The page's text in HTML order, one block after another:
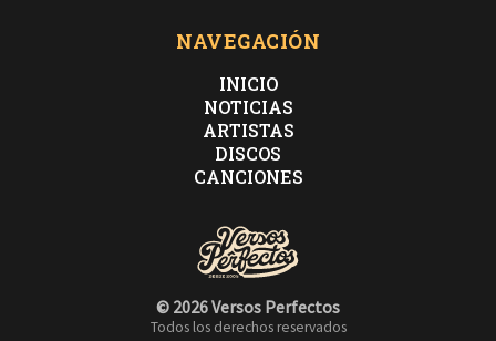
NAVEGACIÓN
INICIO
NOTICIAS
ARTISTAS
DISCOS
CANCIONES
© 2026 Versos Perfectos
Todos los derechos reservados